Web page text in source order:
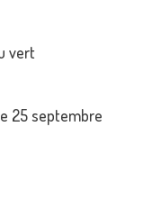
vert
25 septembre